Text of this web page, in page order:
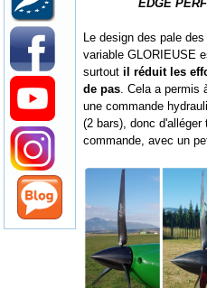
EDGE
Le design des pale
variable GLORIEUSE
surtoutil réduit les
de pas . Cela a
une commande
(2 bars), donc
commande, avec un